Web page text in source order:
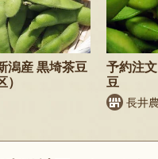
潟産 黒埼茶豆
）
予約注
豆
長井